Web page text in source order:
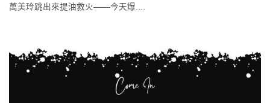
萬美玲跳出來提油救火——今天爆....